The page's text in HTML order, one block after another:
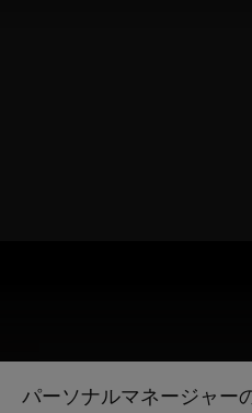
パーソナルマネージャー